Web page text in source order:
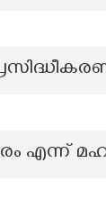
എന്ന്